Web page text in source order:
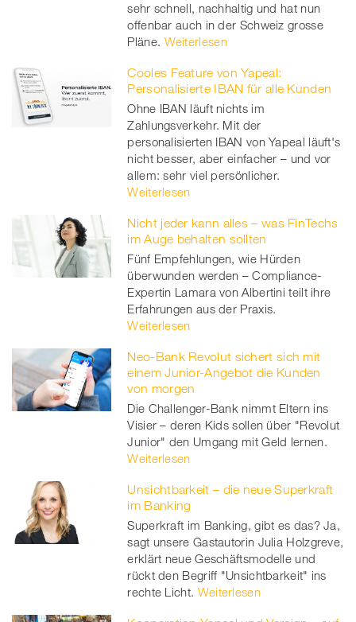
sehr schnell, nachhaltig und hat nun
offenbar auch in der Schweiz grosse
Pläne. Weiterlesen
Cooles Feature von Yapeal:
Personalisierte IBAN für alle Kunden
Ohne IBAN läuft nichts im
Zahlungsverkehr. Mit der
personalisierten IBAN von Yapeal läuft's
nicht besser, aber einfacher – und vor
allem: sehr viel persönlicher.
Weiterlesen
Nicht jeder kann alles – was FinTechs
im Auge behalten sollten
Fünf Empfehlungen, wie Hürden
überwunden werden – Compliance-
Expertin Lamara von Albertini teilt ihre
Erfahrungen aus der Praxis.
Weiterlesen
Neo-Bank Revolut sichert sich mit
einem Junior-Angebot die Kunden
von morgen
Die Challenger-Bank nimmt Eltern ins
Visier – deren Kids sollen über "Revolut
Junior" den Umgang mit Geld lernen.
Weiterlesen
Unsichtbarkeit – die neue Superkraft
im Banking
Superkraft im Banking, gibt es das? Ja,
sagt unsere Gastautorin Julia Holzgreve,
erklärt neue Geschäftsmodelle und
rückt den Begriff "Unsichtbarkeit" ins
rechte Licht. Weiterlesen